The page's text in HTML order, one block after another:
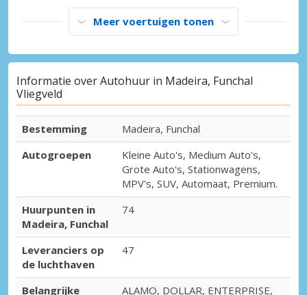
Meer voertuigen tonen
Informatie over Autohuur in Madeira, Funchal
Vliegveld
Bestemming
Madeira, Funchal
Autogroepen
Kleine Auto's, Medium Auto's,
Grote Auto's, Stationwagens,
MPV's, SUV, Automaat, Premium.
Huurpunten in
Madeira, Funchal
74
Leveranciers op
de luchthaven
47
Belangrijke
ALAMO, DOLLAR, ENTERPRISE,